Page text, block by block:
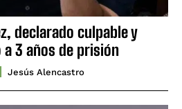
declarado culpable y
a 3 años de prisión
Jesús Alencastro